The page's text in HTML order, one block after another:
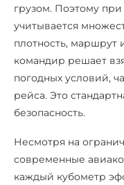
грузом. Поэтому
учитывается
плотность, маршрут
командир решает
погодных условий,
рейса. Это
безопасность.
Несмотря на
современные
каждый кубометр